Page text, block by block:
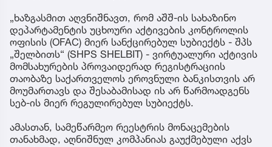
„ხაზგასმით აღვნიშნავთ, რომ აშშ-ის სახაზინო
დეპარტამენტის უცხოური აქტივების კონტროლის
ოფისის (OFAC) მიერ სანქცირებულ სუბიექტს - შპს
„შელბითს“ (SHPS SHELBIT) - ვირტუალური აქტივის
მომსახურების პროვაიდერად რეგისტრაციის
თაობაზე საქართველოს ეროვნული ბანკისთვის არ
მოუმართავს და შესაბამისად ის არ წარმოადგენს
სებ-ის მიერ რეგულირებულ სუბიექტს.
ამასთან, სამეწარმეო რეესტრის მონაცემების
თანახმად, აღნიშნულ კომპანიას გაუქმებული აქვს